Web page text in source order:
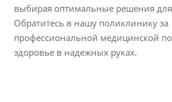
выбирая оптимальные решения
Обратитесь в нашу поликлинику за
профессиональной медицинской
здоровье в надежных руках.